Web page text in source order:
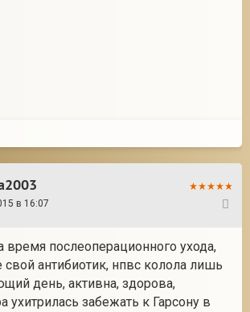
в 16:07
время послеоперационного ухода,
свой антибиотик, нпвс колола лишь
день, активна, здорова,
ухитрилась забежать к Гарсону в